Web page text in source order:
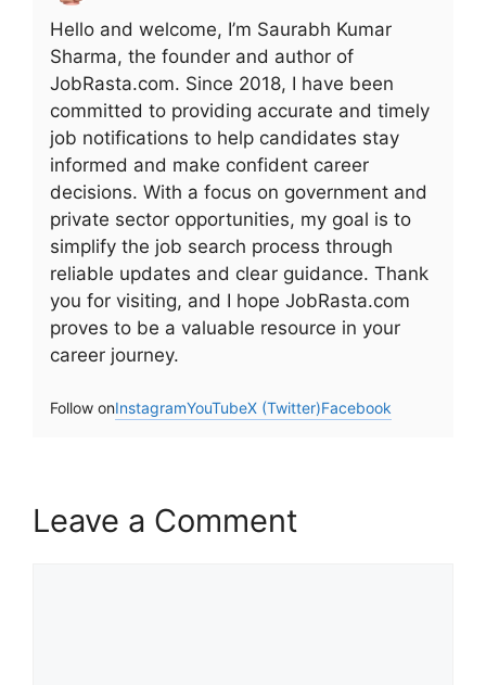
Hello and welcome, I’m Saurabh Kumar
Sharma, the founder and author of
JobRasta.com. Since 2018, I have been
committed to providing accurate and timely
job notifications to help candidates stay
informed and make confident career
decisions. With a focus on government and
private sector opportunities, my goal is to
simplify the job search process through
reliable updates and clear guidance. Thank
you for visiting, and I hope JobRasta.com
proves to be a valuable resource in your
career journey.
Follow onInstagramYouTubeX (Twitter)Facebook
Leave a Comment